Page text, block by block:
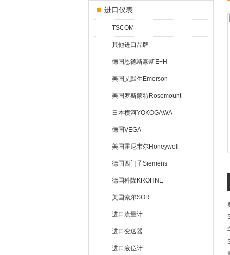
进口仪表
TSCOM
其他进口品牌
德国恩德斯豪斯E+H
美国艾默生Emerson
美国罗斯蒙特Rosemount
日本横河YOKOGAWA
德国VEGA
美国霍尼韦尔Honeywell
德国西门子Siemens
德国科隆KROHNE
美国索尔SOR
进口流量计
进口变送器
进口液位计